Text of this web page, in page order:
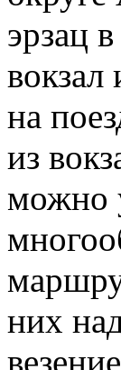
эрзац
вокзал
на
из
можно
них